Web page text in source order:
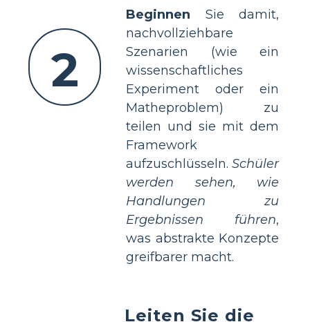
2
Beginnen Sie damit,
nachvollziehbare
Szenarien (wie ein
wissenschaftliches
Experiment oder ein
Matheproblem) zu
teilen und sie mit dem
Framework
aufzuschlüsseln. Schüler
werden sehen, wie
Handlungen zu
Ergebnissen führen,
was abstrakte Konzepte
greifbarer macht.
Leiten Sie die